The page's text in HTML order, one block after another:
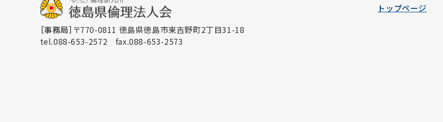
［事務局］ 〒770-0811 徳島県徳島市東吉野町2丁目31-18
tel.088-653-2572 fax.088-653-2573
トップページ